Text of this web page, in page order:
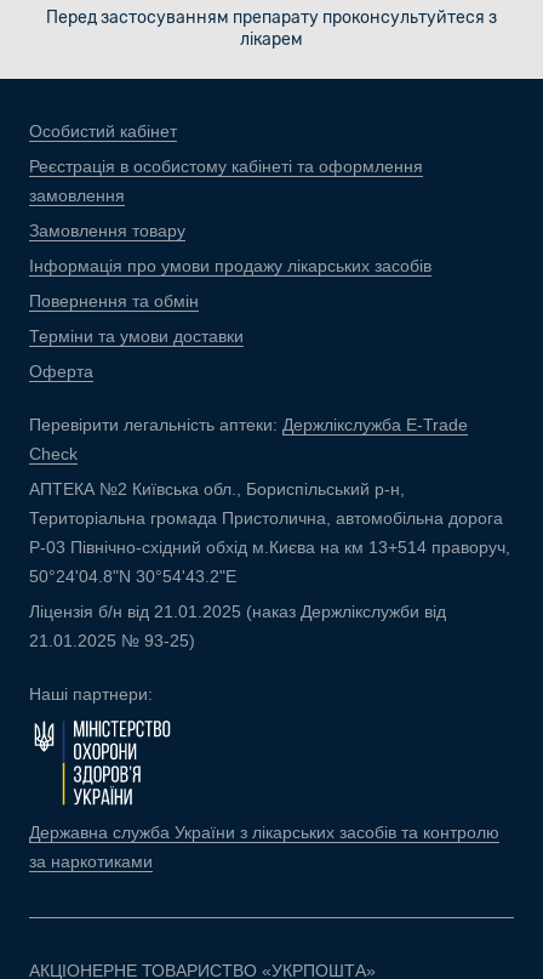
Перед застосуванням препарату проконсультуйтеся з
лікарем
Особистий кабінет
Реєстрація в особистому кабінеті та оформлення
замовлення
Замовлення товару
Інформація про умови продажу лікарських засобів
Повернення та обмін
Терміни та умови доставки
Оферта
Перевірити легальність аптеки: Держлікслужба E-Trade
Check
АПТЕКА №2 Київська обл., Бориспільський р-н,
Територіальна громада Пристолична, автомобільна дорога
Р-03 Північно-східний обхід м.Києва на км 13+514 праворуч,
50°24'04.8"N 30°54'43.2"E
Ліцензія б/н від 21.01.2025 (наказ Держлікслужби від
21.01.2025 № 93-25)
Наші партнери:
Державна служба України з лікарських засобів та контролю
за наркотиками
АКЦІОНЕРНЕ ТОВАРИСТВО «УКРПОШТА»